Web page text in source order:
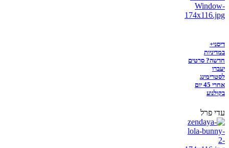
דיסני+
במדיניות
חדשה? סרטים
יעברו
לסטרימינג
אחרי 45 יום
בקולנוע
עדי פרל